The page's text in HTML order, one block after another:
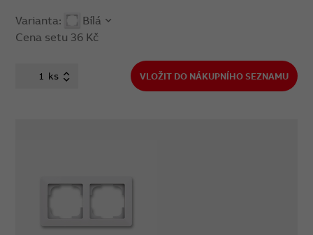
Varianta:
Bílá
Cena setu 36 Kč
ks VLOŽIT DO NÁKUPNÍHO SEZNAMU